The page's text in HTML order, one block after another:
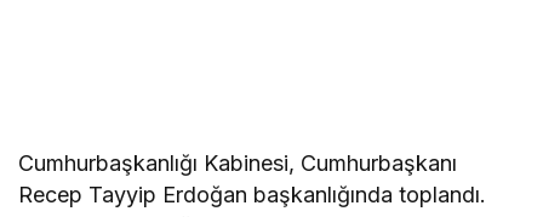
Cumhurbaşkanlığı Kabinesi, Cumhurbaşkanı
Recep Tayyip Erdoğan başkanlığında toplandı.